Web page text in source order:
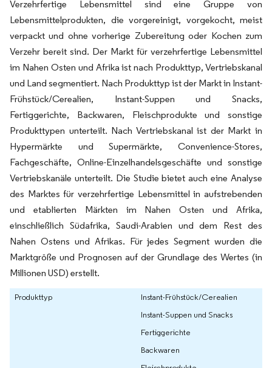
Verzehrfertige Lebensmittel sind eine Gruppe von
Lebensmittelprodukten, die vorgereinigt, vorgekocht, meist
verpackt und ohne vorherige Zubereitung oder Kochen zum
Verzehr bereit sind. Der Markt für verzehrfertige Lebensmittel
im Nahen Osten und Afrika ist nach Produkttyp, Vertriebskanal
und Land segmentiert. Nach Produkttyp ist der Markt in Instant-
Frühstück/Cerealien, Instant-Suppen und Snacks,
Fertiggerichte, Backwaren, Fleischprodukte und sonstige
Produkttypen unterteilt. Nach Vertriebskanal ist der Markt in
Hypermärkte und Supermärkte, Convenience-Stores,
Fachgeschäfte, Online-Einzelhandelsgeschäfte und sonstige
Vertriebskanäle unterteilt. Die Studie bietet auch eine Analyse
des Marktes für verzehrfertige Lebensmittel in aufstrebenden
und etablierten Märkten im Nahen Osten und Afrika,
einschließlich Südafrika, Saudi-Arabien und dem Rest des
Nahen Ostens und Afrikas. Für jedes Segment wurden die
Marktgröße und Prognosen auf der Grundlage des Wertes (in
Millionen USD) erstellt.
Produkttyp
Instant-Frühstück/Cerealien
Instant-Suppen und Snacks
Fertiggerichte
Backwaren